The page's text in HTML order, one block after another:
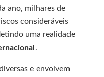
ano, milhares de
consideráveis
uma realidade
.
e envolvem